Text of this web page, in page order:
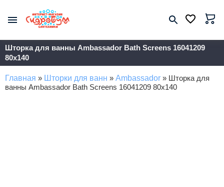
Шторка для ванны Ambassador Bath Screens 16041209
80x140
Главная » Шторки для ванн » Ambassador » Шторка для
ванны Ambassador Bath Screens 16041209 80x140